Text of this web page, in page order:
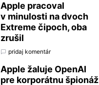
Apple pracoval
v minulosti na dvoch
Extreme čipoch, oba
zrušil
pridaj komentár
Apple žaluje OpenAI
pre korporátnu špionáž